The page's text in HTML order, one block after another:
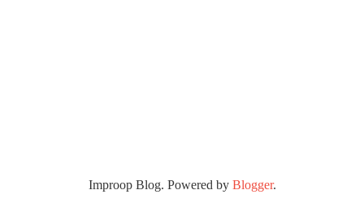
Improop Blog. Powered by Blogger.